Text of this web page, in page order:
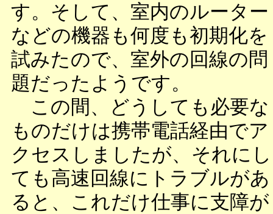
す。そして、室内のルーター
などの機器も何度も初期化を
試みたので、室外の回線の問
題だったようです。
この間、どうしても必要な
ものだけは携帯電話経由でア
クセスしましたが、それにし
ても高速回線にトラブルがあ
ると、これだけ仕事に支障が